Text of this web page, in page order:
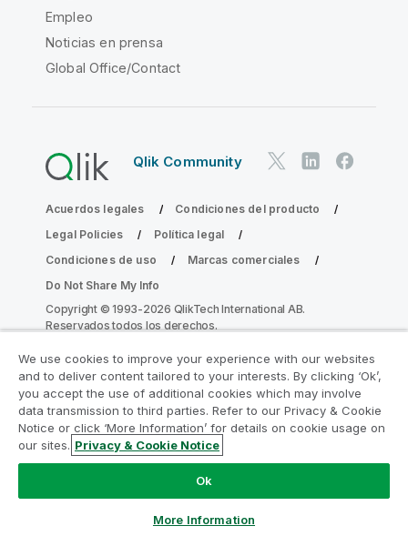
Empleo
Noticias en prensa
Global Office/Contact
Qlik Community
Acuerdos legales
Condiciones del producto
Legal Policies
Política legal
Condiciones de uso
Marcas comerciales
Do Not Share My Info
Copyright © 1993-2026 QlikTech International AB.
Reservados todos los derechos.
Únase al Programa de modernización de
la analítica
Modernícese sin comprometer sus valiosas aplicaciones
de QlikView con el Programa de modernización de la
analítica.
contactar con nosotros:
ampquestions@qlik.com
We use cookies to improve your experience with our websites
and to deliver content tailored to your interests. By clicking ‘Ok’,
you accept the use of additional cookies which may involve
data transmission to third parties. Refer to our Privacy & Cookie
Notice or click ‘More Information’ for details on cookie usage on
our sites. Privacy & Cookie Notice
Ok
More Information